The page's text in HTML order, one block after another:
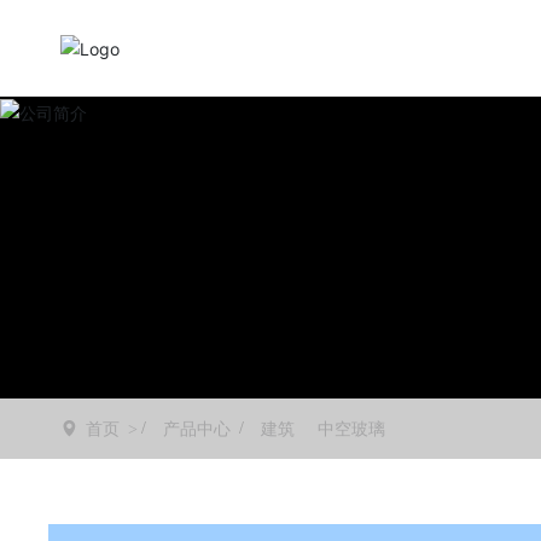
首页 产品中心 建筑 中空玻璃